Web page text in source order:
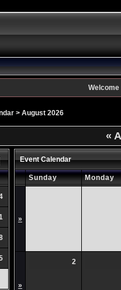
Welcome
> August 2026
«
Event Calendar
Sunday Monday
»
»
2